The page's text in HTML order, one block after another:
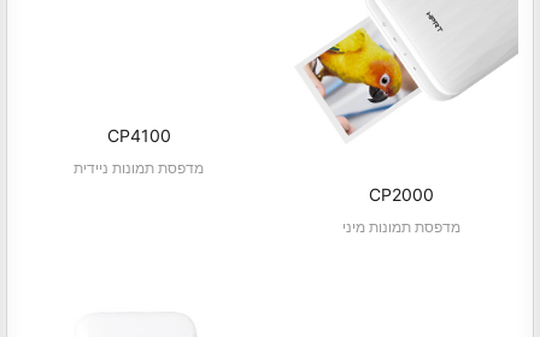
CP4100
מדפסת תמונות ניידית
CP2000
מדפסת תמונות מיני